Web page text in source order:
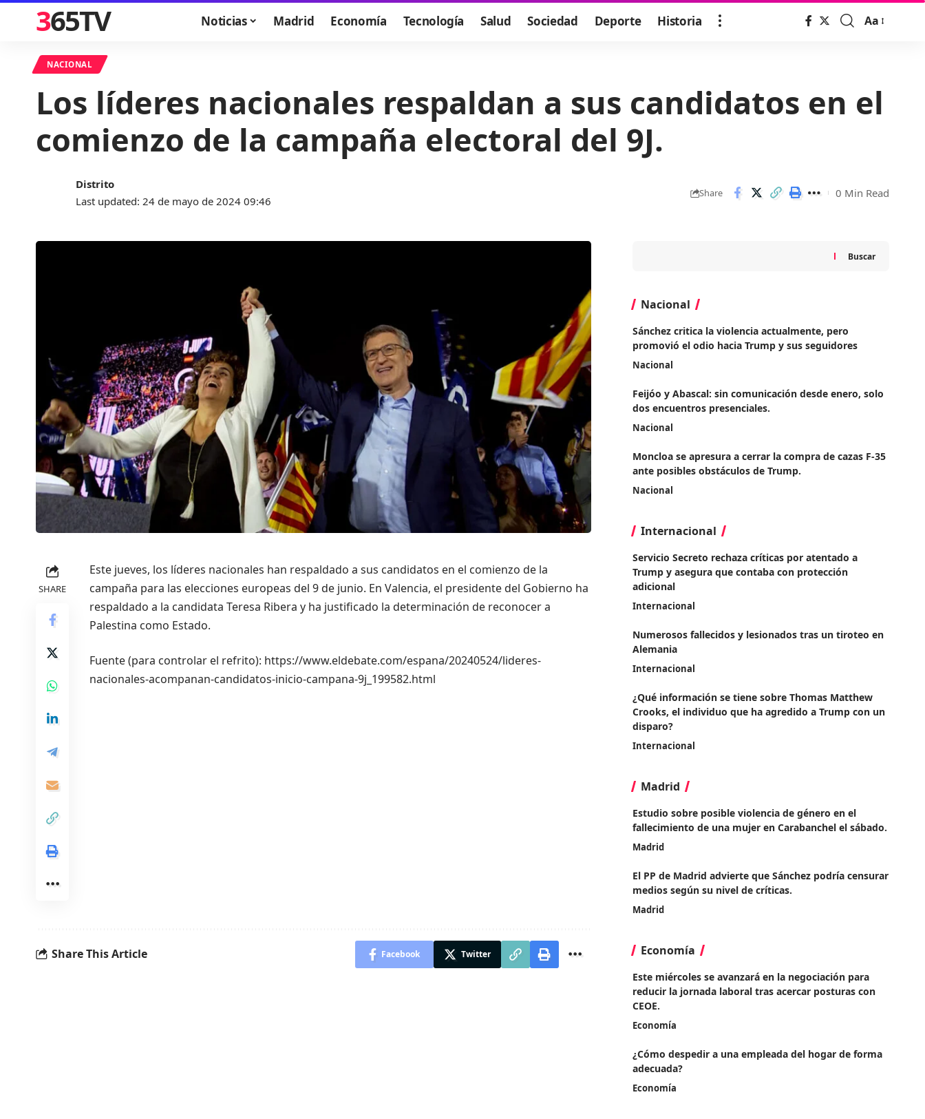
365TV Noticias Madrid Economía Tecnología Salud Sociedad Deporte Historia
Font
Aa
NACIONAL
Los líderes nacionales respaldan a sus candidatos en el
comienzo de la campaña electoral del 9J.
Last updated: 24 de mayo de 2024 09:46
Distrito
Share 0 Min Read
SHARE
Este jueves, los líderes nacionales han respaldado a sus candidatos en el comienzo de la
campaña para las elecciones europeas del 9 de junio. En Valencia, el presidente del Gobierno ha
respaldado a la candidata Teresa Ribera y ha justificado la determinación de reconocer a
Palestina como Estado.
Fuente (para controlar el refrito): https://www.eldebate.com/espana/20240524/lideres-
nacionales-acompanan-candidatos-inicio-campana-9j_199582.html
Share This Article Facebook Twitter
Buscar
Nacional
Sánchez critica la violencia actualmente, pero
promovió el odio hacia Trump y sus seguidores
Nacional
Feijóo y Abascal: sin comunicación desde enero, solo
dos encuentros presenciales.
Nacional
Moncloa se apresura a cerrar la compra de cazas F-35
ante posibles obstáculos de Trump.
Nacional
Internacional
Servicio Secreto rechaza críticas por atentado a
Trump y asegura que contaba con protección
adicional
Internacional
Numerosos fallecidos y lesionados tras un tiroteo en
Alemania
Internacional
¿Qué información se tiene sobre Thomas Matthew
Crooks, el individuo que ha agredido a Trump con un
disparo?
Internacional
Madrid
Estudio sobre posible violencia de género en el
fallecimiento de una mujer en Carabanchel el sábado.
Madrid
El PP de Madrid advierte que Sánchez podría censurar
medios según su nivel de críticas.
Madrid
Economía
Este miércoles se avanzará en la negociación para
reducir la jornada laboral tras acercar posturas con
CEOE.
Economía
¿Cómo despedir a una empleada del hogar de forma
adecuada?
Economía